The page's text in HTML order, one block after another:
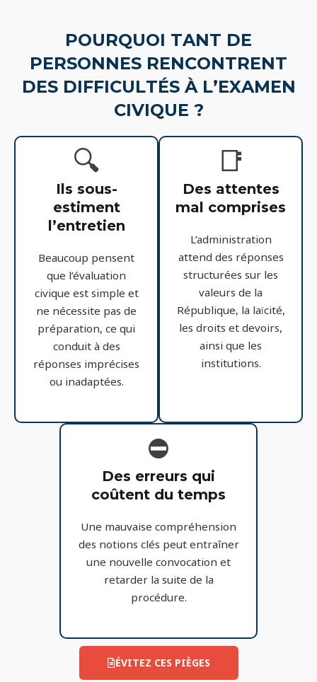
POURQUOI TANT DE
PERSONNES RENCONTRENT
DES DIFFICULTÉS À L’EXAMEN
CIVIQUE ?
🔍
Ils sous-
estiment
l’entretien
Beaucoup pensent
que l’évaluation
civique est simple et
ne nécessite pas de
préparation, ce qui
conduit à des
réponses imprécises
ou inadaptées.
📑
Des attentes
mal comprises
L’administration
attend des réponses
structurées sur les
valeurs de la
République, la laïcité,
les droits et devoirs,
ainsi que les
institutions.
⛔
Des erreurs qui
coûtent du temps
Une mauvaise compréhension
des notions clés peut entraîner
une nouvelle convocation et
retarder la suite de la
procédure.
ÉVITEZ CES PIÈGES